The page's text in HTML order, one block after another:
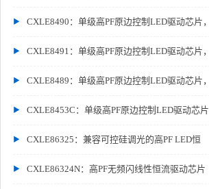
CXLE8490：单级高PF原边控制LED驱动芯片，
CXLE8491：单级高PF原边控制LED驱动芯片，
CXLE8489：单级高PF原边控制LED驱动芯片，
CXLE8453C：单级高PF原边控制LED驱动芯片
CXLE86325：兼容可控硅调光的高PF LED恒
CXLE86324N：高PF无频闪线性恒流驱动芯片